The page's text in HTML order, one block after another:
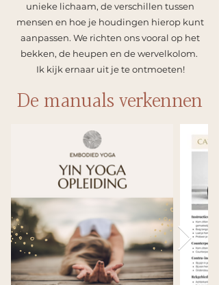
unieke lichaam, de verschillen tussen
mensen en hoe je houdingen hierop kunt
aanpassen. We richten ons vooral op het
bekken, de heupen en de wervelkolom.
Ik kijk ernaar uit je te ontmoeten!
De manuals verkennen